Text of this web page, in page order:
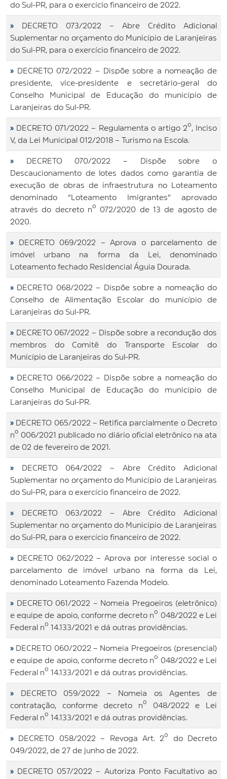
do Sul-PR, para o exercício financeiro de 2022.
»
DECRETO 073/2022 – Abre Crédito Adicional
Suplementar no orçamento do Município de Laranjeiras
do Sul-PR, para o exercício financeiro de 2022.
» DECRETO 072/2022 – Dispõe sobre a nomeação de
presidente, vice-presidente e secretário-geral do
Conselho Municipal de Educação do município de
Laranjeiras do Sul-PR.
» DECRETO 071/2022 – Regulamenta o artigo 2º, Inciso
V, da Lei Municipal 012/2018 – Turismo na Escola.
»
DECRETO 070/2022 – Dispõe sobre o
Descaucionamento de lotes dados como garantia de
execução de obras de infraestrutura no Loteamento
denominado “Loteamento Imigrantes” aprovado
através do decreto nº 072/2020 de 13 de agosto de
2020.
»
DECRETO 069/2022 – Aprova o parcelamento de
imóvel urbano na forma da Lei, denominado
Loteamento fechado Residencial Águia Dourada.
» DECRETO 068/2022 – Dispõe sobre a nomeação do
Conselho de Alimentação Escolar do município de
Laranjeiras do Sul-PR.
» DECRETO 067/2022 – Dispõe sobre a recondução dos
membros do Comitê do Transporte Escolar do
Município de Laranjeiras do Sul-PR.
» DECRETO 066/2022 – Dispõe sobre a nomeação do
Conselho Municipal de Educação do município de
Laranjeiras do Sul-PR.
» DECRETO 065/2022 – Retifica parcialmente o Decreto
nº 006/2021 publicado no diário oficial eletrônico na ata
de 02 de fevereiro de 2021.
»
DECRETO 064/2022 – Abre Crédito Adicional
Suplementar no orçamento do Município de Laranjeiras
do Sul-PR, para o exercício financeiro de 2022.
»
DECRETO 063/2022 – Abre Crédito Adicional
Suplementar no orçamento do Município de Laranjeiras
do Sul-PR, para o exercício financeiro de 2022.
» DECRETO 062/2022 – Aprova por interesse social o
parcelamento de imóvel urbano na forma da Lei,
denominado Loteamento Fazenda Modelo.
» DECRETO 061/2022 – Nomeia Pregoeiros (eletrônico)
e equipe de apoio, conforme decreto nº 048/2022 e Lei
Federal nº 14.133/2021 e dá outras providências.
» DECRETO 060/2022 – Nomeia Pregoeiros (presencial)
e equipe de apoio, conforme decreto nº 048/2022 e Lei
Federal nº 14.133/2021 e dá outras providências.
»
DECRETO 059/2022 – Nomeia os Agentes de
contratação, conforme decreto nº 048/2022 e Lei
Federal nº 14.133/2021 e dá outras providências.
»
DECRETO 058/2022 – Revoga Art. 2º do Decreto
049/2022, de 27 de junho de 2022.
» DECRETO 057/2022 – Autoriza Ponto Facultativo ao